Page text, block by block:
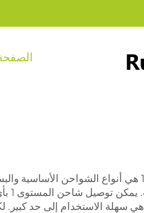
شواحن المستوى 1 هي أنواع الشواحن
هي سهلة الاستخدام إلى حد كبير.